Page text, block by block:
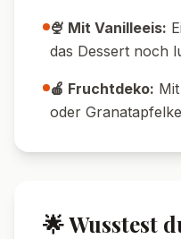
🍨 Mit Vanilleeis:
das Dessert noch
🍎 Fruchtdeko:
oder
🌟 Wusstest